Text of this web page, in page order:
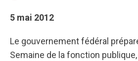
5 mai 2012
Le gouvernement fédéral
Semaine de la fonction